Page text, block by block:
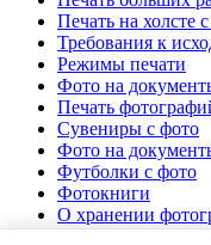
Печать на холсте
Требования к
Режимы печати
Фото на
Печать
Сувениры с фото
Фото на
Футболки с фото
Фотокниги
О хранении
Стоимость услуг